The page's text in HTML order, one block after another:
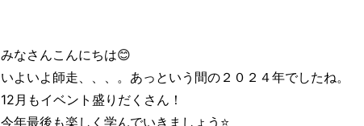
みなさんこんにちは😊
いよいよ師走、、、。あっという間の２０２４年でしたね。
12月もイベント盛りだくさん！
今年最後も楽しく学んでいきましょう⭐️